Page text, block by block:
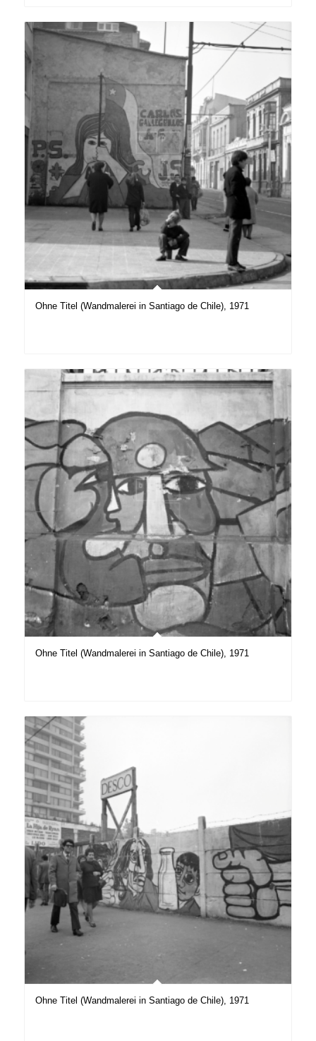
Ohne Titel (Wandmalerei in Santiago de Chile), 1971
Ohne Titel (Wandmalerei in Santiago de Chile), 1971
Ohne Titel (Wandmalerei in Santiago de Chile), 1971